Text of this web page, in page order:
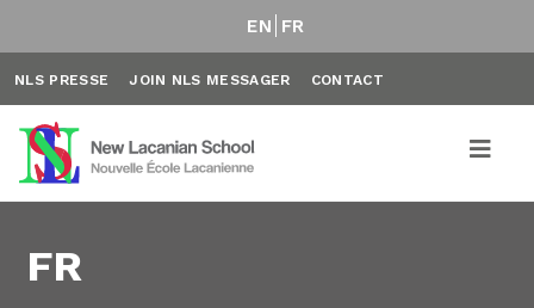
EN FR
NLS PRESSE JOIN NLS MESSAGER CONTACT
FR